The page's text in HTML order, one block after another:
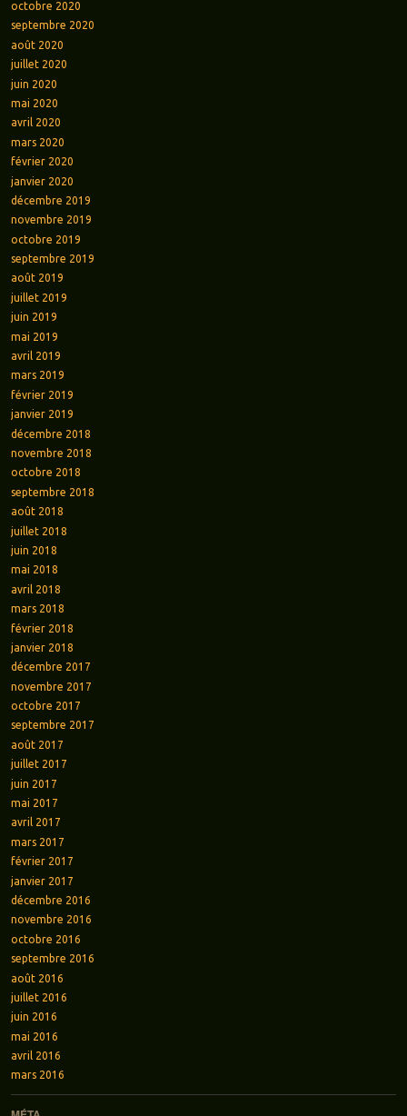
octobre 2020
septembre 2020
août 2020
juillet 2020
juin 2020
mai 2020
avril 2020
mars 2020
février 2020
janvier 2020
décembre 2019
novembre 2019
octobre 2019
septembre 2019
août 2019
juillet 2019
juin 2019
mai 2019
avril 2019
mars 2019
février 2019
janvier 2019
décembre 2018
novembre 2018
octobre 2018
septembre 2018
août 2018
juillet 2018
juin 2018
mai 2018
avril 2018
mars 2018
février 2018
janvier 2018
décembre 2017
novembre 2017
octobre 2017
septembre 2017
août 2017
juillet 2017
juin 2017
mai 2017
avril 2017
mars 2017
février 2017
janvier 2017
décembre 2016
novembre 2016
octobre 2016
septembre 2016
août 2016
juillet 2016
juin 2016
mai 2016
avril 2016
mars 2016